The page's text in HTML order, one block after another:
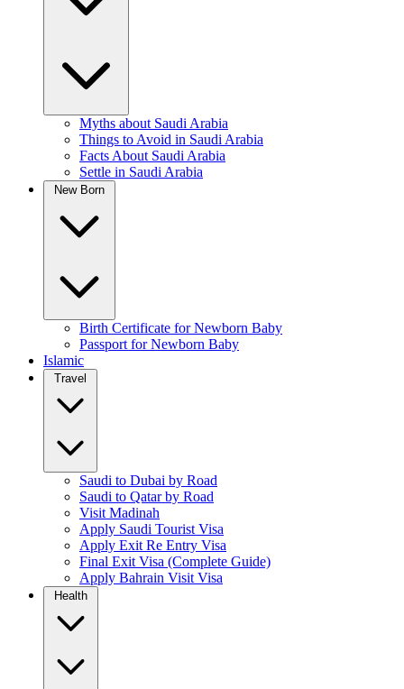
Myths about Saudi Arabia
Things to Avoid in Saudi Arabia
Facts About Saudi Arabia
Settle in Saudi Arabia
Birth Certificate for Newborn Baby
Passport for Newborn Baby
Islamic
Saudi to Dubai by Road
Saudi to Qatar by Road
Visit Madinah
Apply Saudi Tourist Visa
Apply Exit Re Entry Visa
Final Exit Visa (Complete Guide)
Apply Bahrain Visit Visa